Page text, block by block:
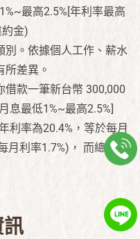
最高2.5%[年利率最高
金)
別。依據個人工作、薪水
差異。
款一筆新台幣 300,000
息最低1%~最高2.5%]
利率為20.4%，等於每月
月利率1.7%)， 而總還款